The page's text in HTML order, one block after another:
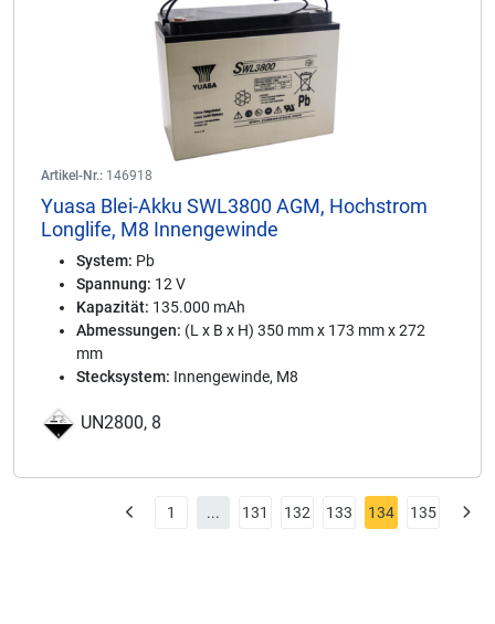
Artikel-Nr.: 146918
Yuasa Blei-Akku SWL3800 AGM, Hochstrom
Longlife, M8 Innengewinde
System: Pb
Spannung: 12 V
Kapazität: 135.000 mAh
Abmessungen: (L x B x H) 350 mm x 173 mm x 272
mm
Stecksystem: Innengewinde, M8
UN2800, 8
1 ... 131 132 133 134 135